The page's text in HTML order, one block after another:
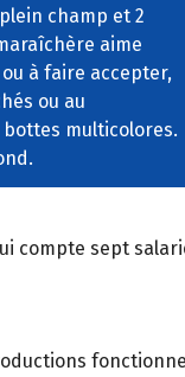
champ et 2
aime
à faire accepter,
ou au
multicolores.
compte sept